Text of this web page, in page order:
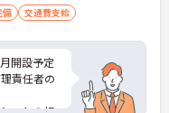
備 交通費支給
開設予定
責任者の